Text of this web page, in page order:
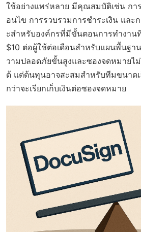
ใช้อย่างแพร่หลาย มีคุณสมบัติเช่น กา
อนไข การรวบรวมการชำระเงิน และ
ะสำหรับองค์กรที่มีขั้นตอนการทำงาน
$10 ต่อผู้ใช้ต่อเดือนสำหรับแผนพื้นฐา
วามปลอดภัยขั้นสูงและซองจดหมายไ
ด้ แต่ต้นทุนอาจสะสมสำหรับทีมขนาดเ
กว่าจะเรียกเก็บเงินต่อซองจดหมาย